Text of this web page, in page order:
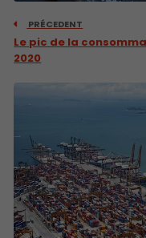
PRÉCEDENT
Le pic de la
2020